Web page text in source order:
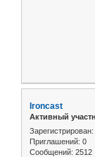
Ironcast
Активный
Зарегистрирован
Приглашений: 0
Сообщений: 2512